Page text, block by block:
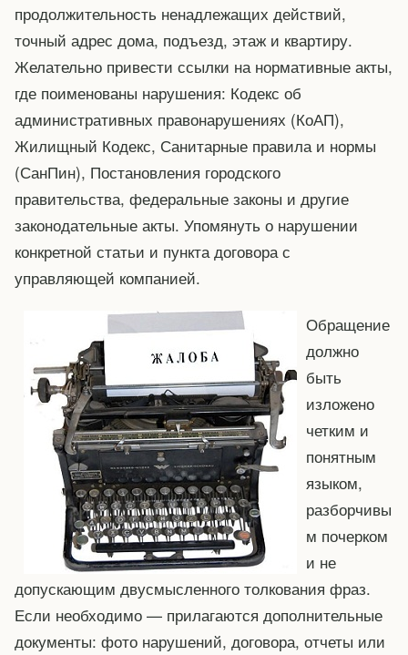
продолжительность ненадлежащих действий,
точный адрес дома, подъезд, этаж и квартиру.
Желательно привести ссылки на нормативные акты,
где поименованы нарушения: Кодекс об
административных правонарушениях (КоАП),
Жилищный Кодекс, Санитарные правила и нормы
(СанПин), Постановления городского
правительства, федеральные законы и другие
законодательные акты. Упомянуть о нарушении
конкретной статьи и пункта договора с
управляющей компанией.
Обращение
должно
быть
изложено
четким и
понятным
языком,
разборчивы
м почерком
и не
допускающим двусмысленного толкования фраз.
Если необходимо — прилагаются дополнительные
документы: фото нарушений, договора, отчеты или